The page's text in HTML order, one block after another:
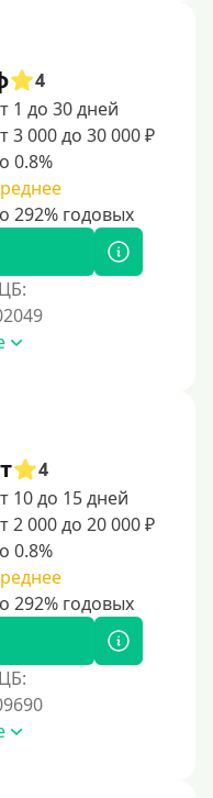
4
1 до 30 дней
3 000 до 30 000 ₽
0.8%
4
10 до 15 дней
2 000 до 20 000 ₽
0.8%